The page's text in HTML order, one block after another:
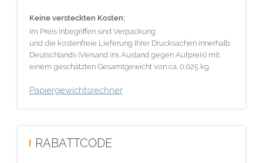
Keine versteckten Kosten:
Im Preis inbegriffen sind Verpackung
und die kostenfreie Lieferung Ihrer Drucksachen innerhalb
Deutschlands (Versand ins Ausland gegen Aufpreis) mit
einem geschätzten Gesamtgewicht von ca. 0.025 kg.
Papiergewichtsrechner
RABATTCODE